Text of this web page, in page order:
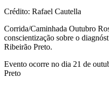
Crédito: Rafael Cautella
Corrida/Caminhada Outubro
conscientização sobre o
Ribeirão Preto.
Evento ocorre no dia 21 de
Preto